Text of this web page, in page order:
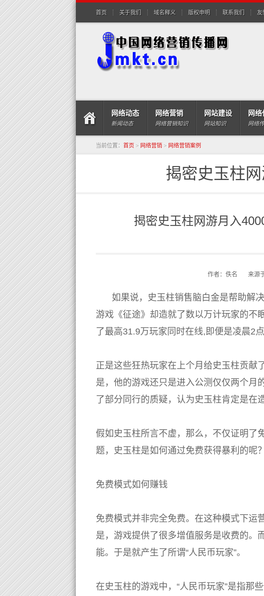
首页 关于我们 域名释义 版权申明 联系我们 友
网络动态
新闻动态
网络营销
网络营销知识
网站建设
网站知识
网络
网络
当前位置： 首页 > 网络营销 > 网络营销案例
揭密史玉柱
揭密史玉柱网游月入
作者：佚名 来源于
如果说，史玉柱销售脑白金是帮助解
游戏《征途》却造就了数以万计玩家的不
了最高31.9万玩家同时在线,即便是凌晨2
正是这些狂热玩家在上个月给史玉柱贡献
是，他的游戏还只是进入公测仅仅两个月
了部分同行的质疑，认为史玉柱肯定是在
假如史玉柱所言不虚，那么，不仅证明了
题，史玉柱是如何通过免费获得暴利的呢？
免费模式如何赚钱
免费模式并非完全免费。在这种模式下运
是，游戏提供了很多增值服务是收费的。
能。于是就产生了所谓“人民币玩家”。
在史玉柱的游戏中，“人民币玩家”是指那